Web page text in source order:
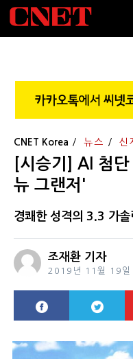
CNET Korea 뉴스 신
[시승기] AI 첨
뉴 그랜저'
경쾌한 성격의 3.3 가
조재환 기자
2019년 11월 19일